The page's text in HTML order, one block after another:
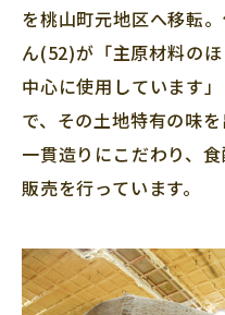
を桃山町元地区へ移転
ん(52)が「主原材料の
中心に使用しています
で、その土地特有の味
一貫造りにこだわり、
販売を行っています。